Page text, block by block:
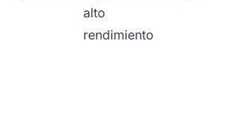
alto
rendimiento